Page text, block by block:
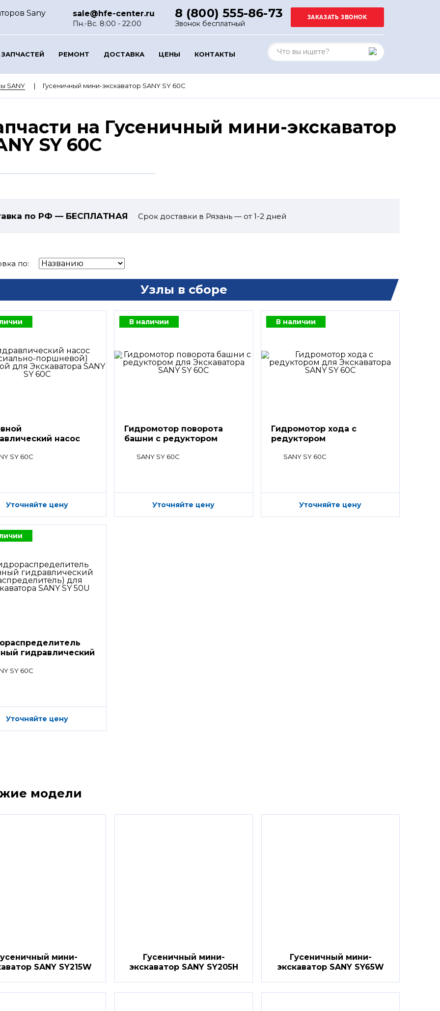
Sany sale@hfe-center.ru
Пн.-Вс. 8:00 - 22:00
8 (800) 555-86-73
Звонок бесплатный
РЕМОНТ ДОСТАВКА ЦЕНЫ КОНТАКТЫ
SANY Гусеничный мини-экскаватор SANY SY 60C
на Гусеничный мини-экскаватор
SY 60C
по РФ — БЕСПЛАТНАЯ Срок доставки в Рязань — от 1-2 дней
по:
Узлы в сборе
насос
SY 60C
Уточняйте цену
В наличии
Гидромотор поворота
башни с редуктором
SANY SY 60C
Уточняйте цену
В наличии
Гидромотор хода с
редуктором
SANY SY 60C
Уточняйте цену
гидравлический
SY 60C
Уточняйте цену
модели
мини-
SANY SY215W
Гусеничный мини-
экскаватор SANY SY205H
Гусеничный мини-
экскаватор SANY SY65W